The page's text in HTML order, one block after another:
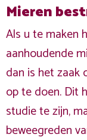
Mieren
Als u te maken
aanhoudende
dan is het zaak
op te doen. Dit
studie te zijn,
beweegreden